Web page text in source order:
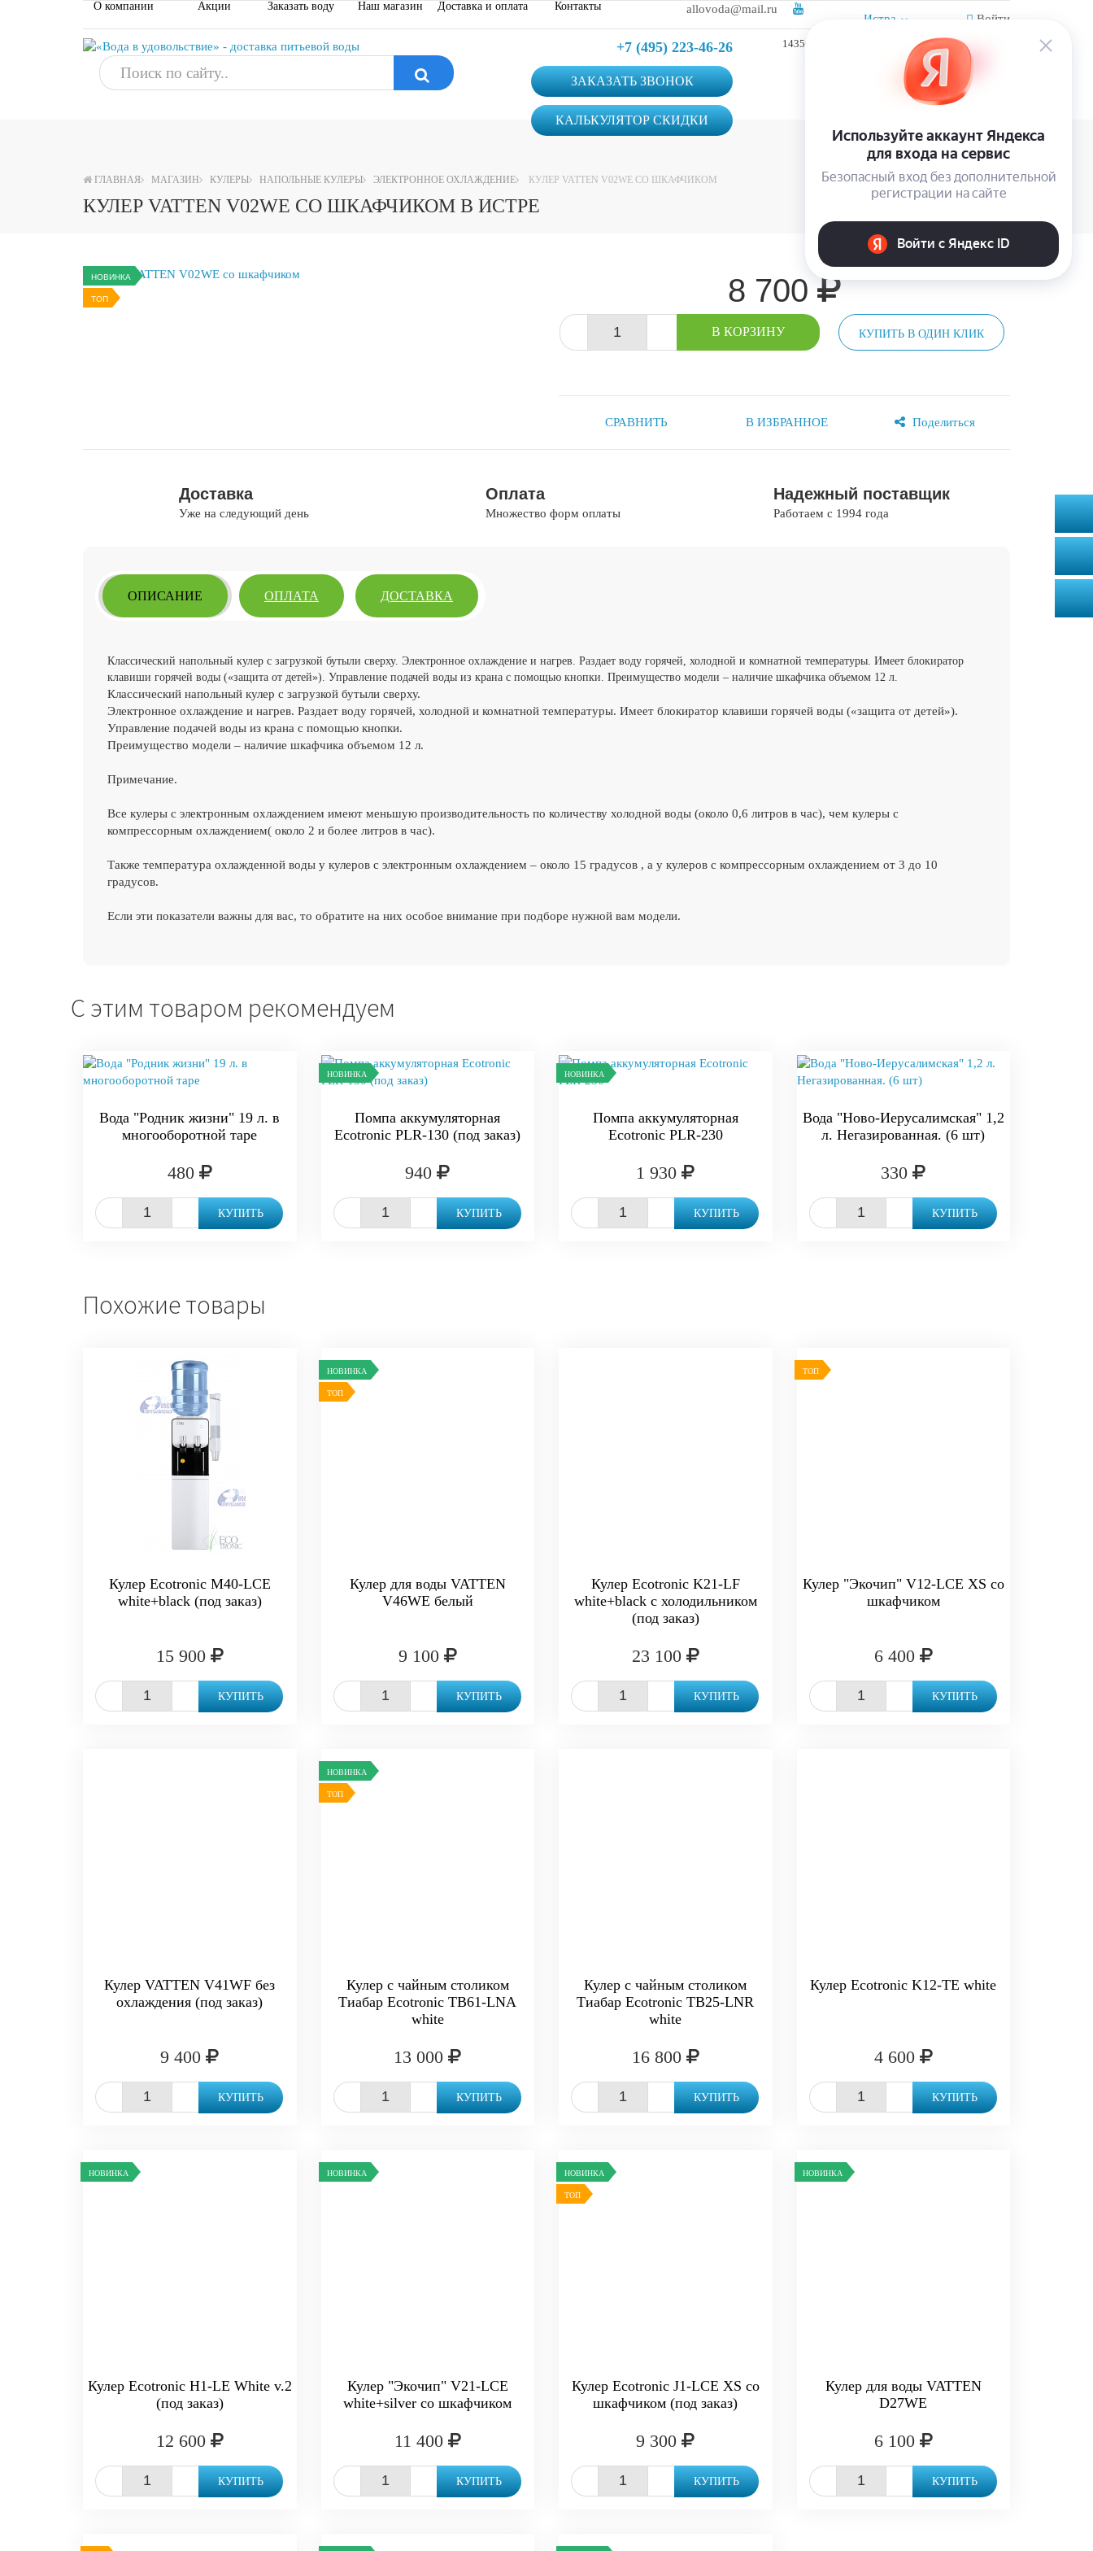
О компании Акции Заказать воду Наш магазин Доставка и оплата Контакты allovoda@mail.ru
Истра Войти
+7 (495) 223-46-26
ЗАКАЗАТЬ ЗВОНОК
КАЛЬКУЛЯТОР СКИДКИ
143502, Московская обл., г. Истра, ул. Панфилова,
ГЛАВНАЯ МАГАЗИН КУЛЕРЫ НАПОЛЬНЫЕ КУЛЕРЫ ЭЛЕКТРОННОЕ ОХЛАЖДЕНИЕ КУЛЕР VATTEN V02WE СО ШКАФЧИКОМ
КУЛЕР VATTEN V02WE СО ШКАФЧИКОМ В ИСТРЕ
НОВИНКА
ТОП 8 700
В КОРЗИНУ КУПИТЬ В ОДИН КЛИК
СРАВНИТЬ В ИЗБРАННОЕ Поделиться
Доставка
Уже на следующий день
Оплата
Множество форм оплаты
Надежный поставщик
Работаем с 1994 года
ОПИСАНИЕ ОПЛАТА ДОСТАВКА
Классический напольный кулер с загрузкой бутыли сверху. Электронное охлаждение и нагрев. Раздает воду горячей, холодной и комнатной температуры. Имеет блокиратор
клавиши горячей воды («защита от детей»). Управление подачей воды из крана с помощью кнопки. Преимущество модели – наличие шкафчика объемом 12 л.
Классический напольный кулер с загрузкой бутыли сверху.
Электронное охлаждение и нагрев. Раздает воду горячей, холодной и комнатной температуры. Имеет блокиратор клавиши горячей воды («защита от детей»).
Управление подачей воды из крана с помощью кнопки.
Преимущество модели – наличие шкафчика объемом 12 л.
Примечание.
Все кулеры с электронным охлаждением имеют меньшую производительность по количеству холодной воды (около 0,6 литров в час), чем кулеры с
компрессорным охлаждением( около 2 и более литров в час).
Также температура охлажденной воды у кулеров с электронным охлаждением – около 15 градусов , а у кулеров с компрессорным охлаждением от 3 до 10
градусов.
Если эти показатели важны для вас, то обратите на них особое внимание при подборе нужной вам модели.
С этим товаром рекомендуем
Вода "Родник жизни" 19 л. в
многооборотной таре
480
КУПИТЬ
НОВИНКА
Помпа аккумуляторная
Ecotronic PLR-130 (под заказ)
940
КУПИТЬ
НОВИНКА
Помпа аккумуляторная
Ecotronic PLR-230
1 930
КУПИТЬ
Вода "Ново-Иерусалимская" 1,2
л. Негазированная. (6 шт)
330
КУПИТЬ
Похожие товары
Кулер Ecotronic M40-LCE
white+black (под заказ)
15 900
КУПИТЬ
НОВИНКА
ТОП
Кулер для воды VATTEN
V46WE белый
9 100
КУПИТЬ
Кулер Ecotronic K21-LF
white+black с холодильником
(под заказ)
23 100
КУПИТЬ
ТОП
Кулер "Экочип" V12-LCE XS со
шкафчиком
6 400
КУПИТЬ
Кулер VATTEN V41WF без
охлаждения (под заказ)
9 400
КУПИТЬ
НОВИНКА
ТОП
Кулер с чайным столиком
Тиабар Ecotronic TB61-LNA
white
13 000
КУПИТЬ
Кулер с чайным столиком
Тиабар Ecotronic TB25-LNR
white
16 800
КУПИТЬ
Кулер Ecotronic K12-TE white
4 600
КУПИТЬ
НОВИНКА
Кулер Ecotronic H1-LE White v.2
(под заказ)
12 600
КУПИТЬ
НОВИНКА
Кулер "Экочип" V21-LCE
white+silver со шкафчиком
11 400
КУПИТЬ
НОВИНКА
ТОП
Кулер Ecotronic J1-LCE XS со
шкафчиком (под заказ)
9 300
КУПИТЬ
НОВИНКА
Кулер для воды VATTEN
D27WE
6 100
КУПИТЬ